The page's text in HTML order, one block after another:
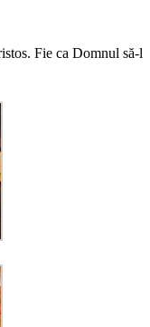
Fie ca Domnul să-l